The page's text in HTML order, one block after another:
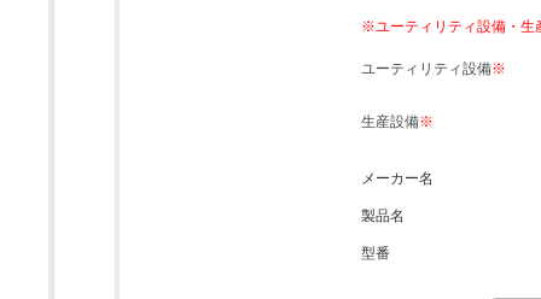
※ユーティリティ設備・生
ユーティリティ設備※
生産設備※
メーカー名
製品名
型番